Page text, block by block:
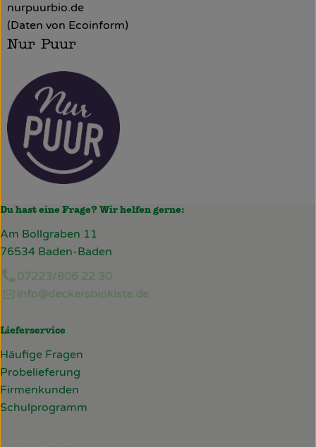
nurpuurbio.de
(Daten von Ecoinform)
Nur Puur
Du hast eine Frage? Wir helfen gerne:
Am Bollgraben 11
76534 Baden-Baden
07223/806 22 30
info@deckersbiokiste.de
Lieferservice
Häufige Fragen
Probelieferung
Firmenkunden
Schulprogramm